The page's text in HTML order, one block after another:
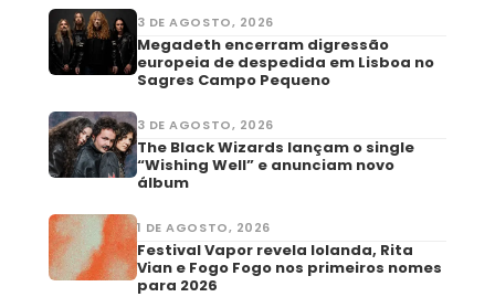
3 DE AGOSTO, 2026
Megadeth encerram digressão
europeia de despedida em Lisboa no
Sagres Campo Pequeno
3 DE AGOSTO, 2026
The Black Wizards lançam o single
“Wishing Well” e anunciam novo
álbum
1 DE AGOSTO, 2026
Festival Vapor revela Iolanda, Rita
Vian e Fogo Fogo nos primeiros nomes
para 2026